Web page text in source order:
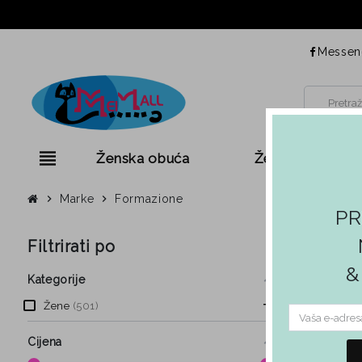
view_headline Ženska obuća Ženska odjeća
chevron_right Marke chevron_right Formazione
Filtrirati po
Kategorije
Žene 501
Zenska obuća 501
Cijena
Ovdje su